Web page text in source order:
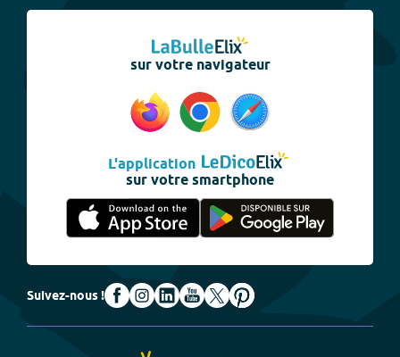
sur votre navigateur
L'application
sur votre smartphone
Suivez-nous !